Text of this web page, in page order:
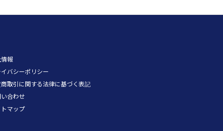
報
バシーポリシー
取引に関する法律に基づく表記
合わせ
マップ